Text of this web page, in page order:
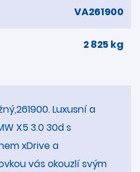
VA261900
2 825 kg
Luxusní a
X5 3.0 30d s
xDrive a
vás okouzlí svým